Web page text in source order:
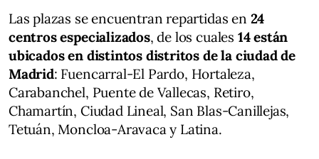
Las plazas se encuentran repartidas en 24
centros especializados, de los cuales 14 están
ubicados en distintos distritos de la ciudad de
Madrid: Fuencarral-El Pardo, Hortaleza,
Carabanchel, Puente de Vallecas, Retiro,
Chamartín, Ciudad Lineal, San Blas-Canillejas,
Tetuán, Moncloa-Aravaca y Latina.